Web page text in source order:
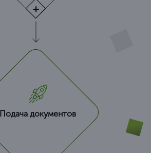
Подача документов